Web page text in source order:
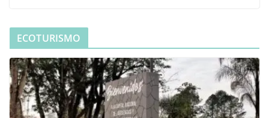
ECOTURISMO